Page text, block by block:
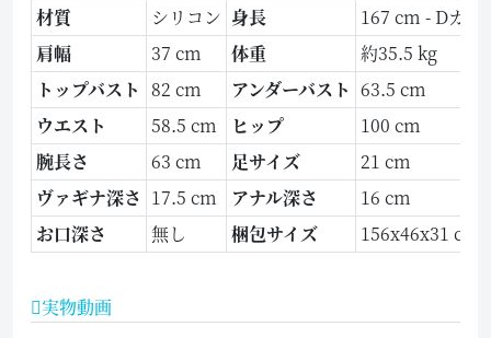
材質 シリコン 身長
167 cm - Dカッ
肩幅
37 cm 体重
約35.5 kg
トップバスト 82 cm アンダーバスト 63.5 cm
ウエスト
58.5 cm ヒップ
100 cm
腕長さ
63 cm 足サイズ
21 cm
ヴァギナ深さ 17.5 cm アナル深さ
16 cm
お口深さ
無し 梱包サイズ 156x46x31 cm
実物動画